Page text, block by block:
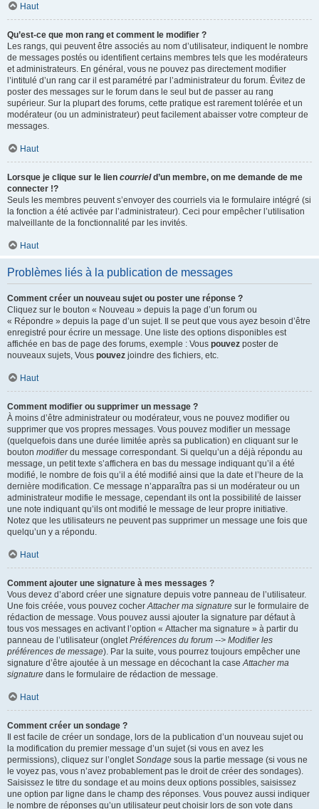
Haut
Qu’est-ce que mon rang et comment le modifier ?
Les rangs, qui peuvent être associés au nom d’utilisateur, indiquent le nombre
de messages postés ou identifient certains membres tels que les modérateurs
et administrateurs. En général, vous ne pouvez pas directement modifier
l’intitulé d’un rang car il est paramétré par l’administrateur du forum. Évitez de
poster des messages sur le forum dans le seul but de passer au rang
supérieur. Sur la plupart des forums, cette pratique est rarement tolérée et un
modérateur (ou un administrateur) peut facilement abaisser votre compteur de
messages.
Haut
Lorsque je clique sur le lien courrield’un membre, on me demande de me
connecter !?
Seuls les membres peuvent s’envoyer des courriels via le formulaire intégré (si
la fonction a été activée par l’administrateur). Ceci pour empêcher l’utilisation
malveillante de la fonctionnalité par les invités.
Haut
Problèmes liés à la publication de messages
Comment créer un nouveau sujet ou poster une réponse ?
Cliquez sur le bouton « Nouveau » depuis la page d’un forum ou
« Répondre » depuis la page d’un sujet. Il se peut que vous ayez besoin d’être
enregistré pour écrire un message. Une liste des options disponibles est
affichée en bas de page des forums, exemple : Vous pouvez poster de
nouveaux sujets, Vous pouvez joindre des fichiers, etc.
Haut
Comment modifier ou supprimer un message ?
À moins d’être administrateur ou modérateur, vous ne pouvez modifier ou
supprimer que vos propres messages. Vous pouvez modifier un message
(quelquefois dans une durée limitée après sa publication) en cliquant sur le
bouton modifierdu message correspondant. Si quelqu’un a déjà répondu au
message, un petit texte s’affichera en bas du message indiquant qu’il a été
modifié, le nombre de fois qu’il a été modifié ainsi que la date et l’heure de la
dernière modification. Ce message n’apparaîtra pas si un modérateur ou un
administrateur modifie le message, cependant ils ont la possibilité de laisser
une note indiquant qu’ils ont modifié le message de leur propre initiative.
Notez que les utilisateurs ne peuvent pas supprimer un message une fois que
quelqu’un y a répondu.
Haut
Comment ajouter une signature à mes messages ?
Vous devez d’abord créer une signature depuis votre panneau de l’utilisateur.
Une fois créée, vous pouvez cocherAttacher ma signature sur le formulaire de
rédaction de message. Vous pouvez aussi ajouter la signature par défaut à
tous vos messages en activant l’option « Attacher ma signature » à partir du
panneau de l’utilisateur (ongletPréférences du forum --> Modifier les
préférences de message). Par la suite, vous pourrez toujours empêcher une
signature d’être ajoutée à un message en décochant la caseAttacher ma
signature dans le formulaire de rédaction de message.
Haut
Comment créer un sondage ?
Il est facile de créer un sondage, lors de la publication d’un nouveau sujet ou
la modification du premier message d’un sujet (si vous en avez les
permissions), cliquez sur l’ongletSondage sous la partie message (si vous ne
le voyez pas, vous n’avez probablement pas le droit de créer des sondages).
Saisissez le titre du sondage et au moins deux options possibles, saisissez
une option par ligne dans le champ des réponses. Vous pouvez aussi indiquer
le nombre de réponses qu’un utilisateur peut choisir lors de son vote dans